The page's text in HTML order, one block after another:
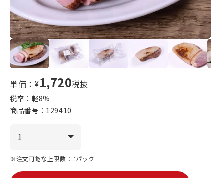
単価：¥1,720税抜
税率：軽8%
商品番号： 129410
※注文可能な上限数：7パック